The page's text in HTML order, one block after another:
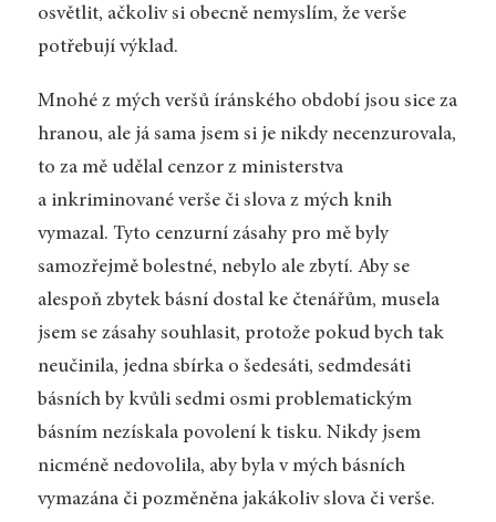
osvětlit, ačkoliv si obecně nemyslím, že verše
potřebují výklad.
Mnohé z mých veršů íránského období jsou sice za
hranou, ale já sama jsem si je nikdy necenzurovala,
to za mě udělal cenzor z ministerstva
a inkriminované verše či slova z mých knih
vymazal. Tyto cenzurní zásahy pro mě byly
samozřejmě bolestné, nebylo ale zbytí. Aby se
alespoň zbytek básní dostal ke čtenářům, musela
jsem se zásahy souhlasit, protože pokud bych tak
neučinila, jedna sbírka o šedesáti, sedmdesáti
básních by kvůli sedmi osmi problematickým
básním nezískala povolení k tisku. Nikdy jsem
nicméně nedovolila, aby byla v mých básních
vymazána či pozměněna jakákoliv slova či verše.